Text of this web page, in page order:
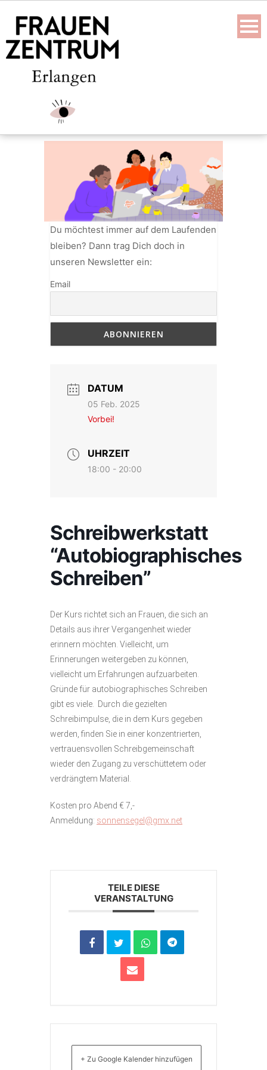
content
Du möchtest immer auf dem Laufenden
bleiben? Dann trag Dich doch in
unseren Newsletter ein:
Email
DATUM
05 Feb. 2025
Vorbei!
UHRZEIT
18:00 - 20:00
Schreibwerkstatt
“Autobiographisches
Schreiben”
Der Kurs richtet sich an Frauen, die sich an
Details aus ihrer Vergangenheit wieder
erinnern möchten. Vielleicht, um
Erinnerungen weitergeben zu können,
vielleicht um Erfahrungen aufzuarbeiten.
Gründe für autobiographisches Schreiben
gibt es viele. Durch die gezielten
Schreibimpulse, die in dem Kurs gegeben
werden, finden Sie in einer konzentrierten,
vertrauensvollen Schreibgemeinschaft
wieder den Zugang zu verschüttetem oder
verdrängtem Material.
Kosten pro Abend € 7,-
Anmeldung: sonnensegel@gmx.net
TEILE DIESE
VERANSTALTUNG
+ Zu Google Kalender hinzufügen